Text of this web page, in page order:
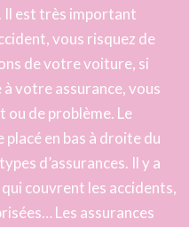
Il est très important
vous risquez de
de votre voiture, si
à votre assurance, vous
ou de problème. Le
en bas à droite du
d’assurances. Il y a
couvrent les accidents,
Les assurances